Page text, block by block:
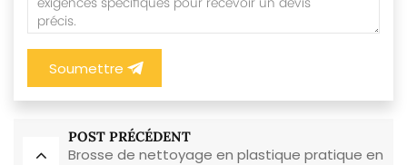
Soumettre
POST PRÉCÉDENT
Brosse de nettoyage en plastique pratique en